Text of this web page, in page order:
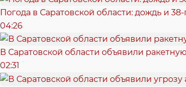
Погода в Саратовской области: дождь и
04:26
В Саратовской области объявили
02:31